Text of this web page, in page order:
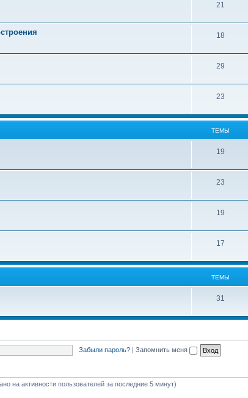
21
18
29
23
ТЕМЫ
19
23
19
17
ТЕМЫ
31
Забыли пароль? | Запомнить меня
на активности пользователей за последние 5 минут)